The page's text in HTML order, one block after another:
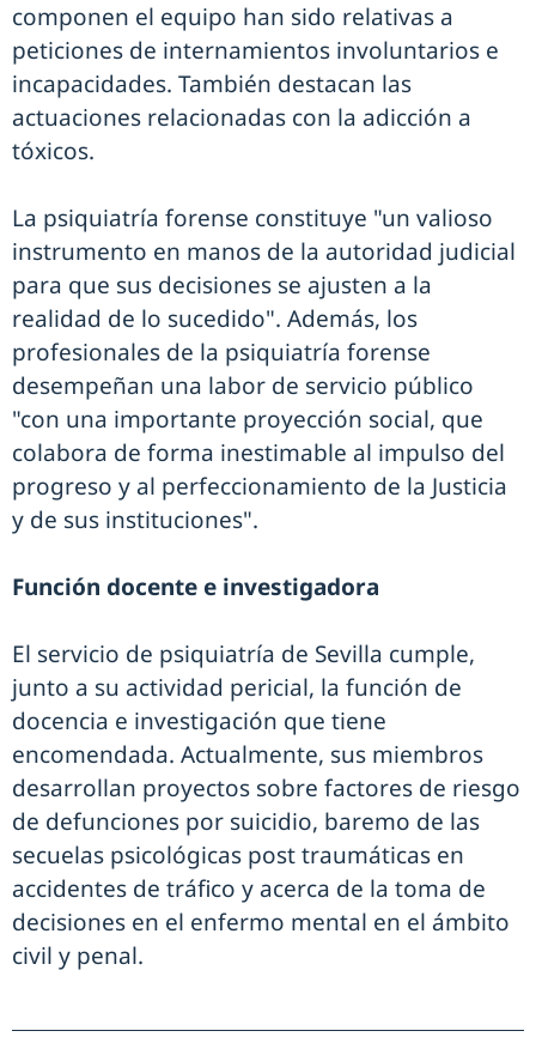
componen el equipo han sido relativas a
peticiones de internamientos involuntarios e
incapacidades. También destacan las
actuaciones relacionadas con la adicción a
tóxicos.
La psiquiatría forense constituye "un valioso
instrumento en manos de la autoridad judicial
para que sus decisiones se ajusten a la
realidad de lo sucedido". Además, los
profesionales de la psiquiatría forense
desempeñan una labor de servicio público
"con una importante proyección social, que
colabora de forma inestimable al impulso del
progreso y al perfeccionamiento de la Justicia
y de sus instituciones".
Función docente e investigadora
El servicio de psiquiatría de Sevilla cumple,
junto a su actividad pericial, la función de
docencia e investigación que tiene
encomendada. Actualmente, sus miembros
desarrollan proyectos sobre factores de riesgo
de defunciones por suicidio, baremo de las
secuelas psicológicas post traumáticas en
accidentes de tráfico y acerca de la toma de
decisiones en el enfermo mental en el ámbito
civil y penal.